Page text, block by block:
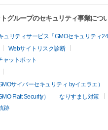
グループのセキュリティ事業につ
リティサービス「GMOセキュリティ24
Webサイトリスク診断
ャットボット
サイバーセキュリティ byイエラエ）
Flatt Security）
なりすまし対策
跡